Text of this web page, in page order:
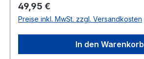
Regulärer Preis:
49,95 €
Preise inkl. MwSt. zzgl. Versandkosten
In den Warenkorb